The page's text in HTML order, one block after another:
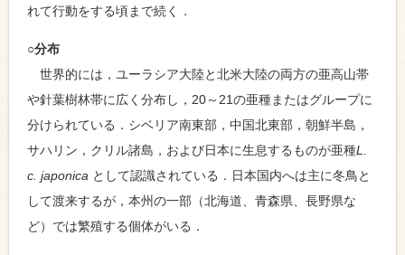
れて行動をする頃まで続く．
○分布
世界的には，ユーラシア大陸と北米大陸の両方の亜高山帯
や針葉樹林帯に広く分布し，20～21の亜種またはグループに
分けられている．シベリア南東部，中国北東部，朝鮮半島，
サハリン，クリル諸島，および日本に生息するものが亜種L.
c. japonica として認識されている．日本国内へは主に冬鳥と
して渡来するが，本州の一部（北海道、青森県、長野県な
ど）では繁殖する個体がいる．